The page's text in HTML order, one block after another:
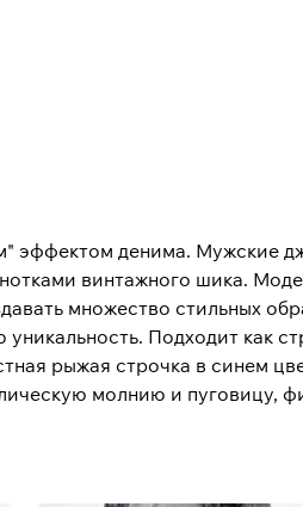
эффектом денима. Мужские
винтажного шика.
множество стильных
Подходит как
рыжая строчка в синем
молнию и пуговицу,